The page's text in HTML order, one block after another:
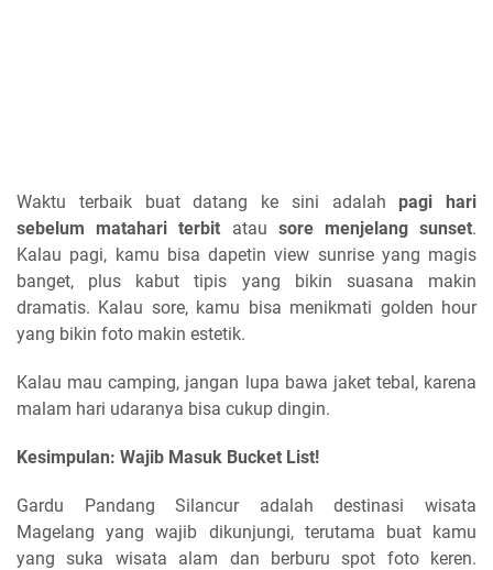
Waktu terbaik buat datang ke sini adalah pagi hari
sebelum matahari terbit atau sore menjelang sunset.
Kalau pagi, kamu bisa dapetin view sunrise yang magis
banget, plus kabut tipis yang bikin suasana makin
dramatis. Kalau sore, kamu bisa menikmati golden hour
yang bikin foto makin estetik.
Kalau mau camping, jangan lupa bawa jaket tebal, karena
malam hari udaranya bisa cukup dingin.
Kesimpulan: Wajib Masuk Bucket List!
Gardu Pandang Silancur adalah destinasi wisata
Magelang yang wajib dikunjungi, terutama buat kamu
yang suka wisata alam dan berburu spot foto keren.